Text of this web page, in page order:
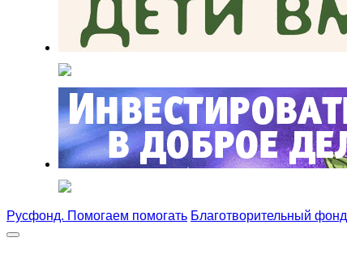
Русфонд. Помогаем помогать Благотворительный фонд